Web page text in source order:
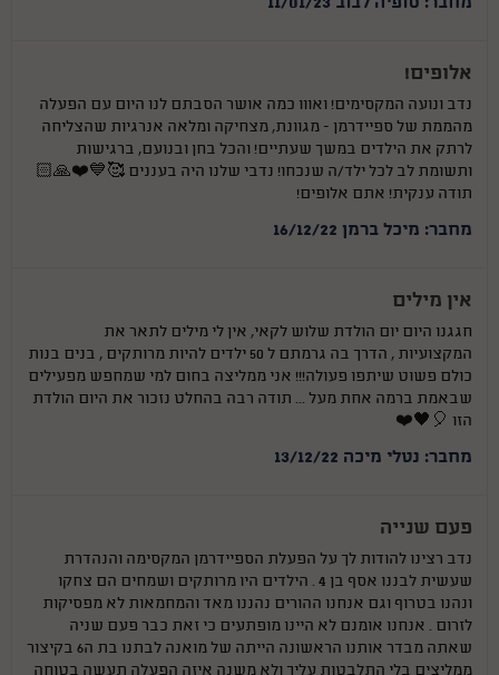
אלופים!
נדב ונועה המקסימים! ואווו כמה אושר הסבתם לנו היום עם הפעלה
מהממת של ספיידרמן - מגוונת, מצחיקה ומלאה אנרגיות שהצליחה
לרתק את הילדים במשך שעתיים! והכל בחן ובנועם, ברגישות
ותשומת לב לכל ילד/ה שנכחו! נדבי שלנו היה בעננים 🥰💙❤️🙏🏻
תודה ענקית! אתם אלופים!
מחבר: מיכל ברמן 16/12/22
אין מילים
חגגנו היום יום הולדת שלוש לקאי, אין לי מילים לתאר את
המקצועיות , הדרך בה גרמתם ל 50 ילדים להיות מרותקים , בנים בנות
כולם פשוט שיתפו פעולה!!! אני ממליצה בחום למי שמחפש מפעילים
שבאמת ברמה אחת מעל ... תודה רבה בהחלט נזכור את היום הולדת
הזו 🎈🖤❤️
מחבר: נטלי מיכה 13/12/22
פעם שנייה
נדב רצינו להודות לך על הפעלת הספיידרמן המקסימה והנהדרת
שעשית לבננו אסף בן 4 . הילדים היו מרותקים ושמחים הם צחקו
ונהנו בטרוף וגם אנחנו ההורים נהננו מאד והמחמאות לא מפסיקות
לזרום . אנחנו אומנם לא היינו מופתעים כי זאת כבר פעם שניה
שאתה מבדר אותנו הראשונה הייתה של מואנה לבתנו בת ה6 בקיצור